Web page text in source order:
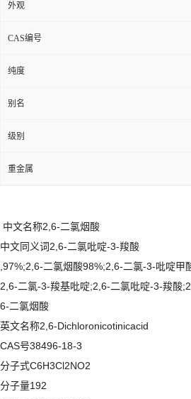
外观
CAS编号
纯度
别名
级别
重金属
中文名称2,6-二氯烟酸
中文同义词2,6-二氯吡啶-3-羧酸
,97%;2,6-二氯烟酸98%;2,6-二氯-3-吡啶甲
2,6-二氯-3-羧基吡啶;2,6-二氯吡啶-3-羧酸
6-二氯烟酸
英文名称2,6-Dichloronicotinicacid
CAS号38496-18-3
分子式C6H3Cl2NO2
分子量192